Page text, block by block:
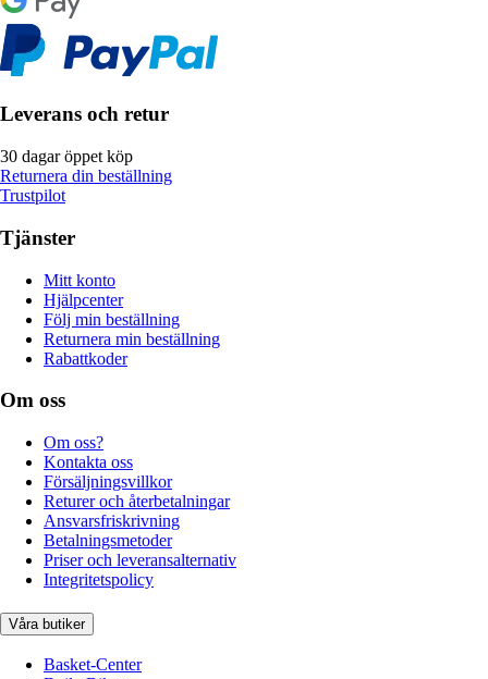
Leverans och retur
30 dagar öppet köp
Returnera din beställning
Trustpilot
Tjänster
Mitt konto
Hjälpcenter
Följ min beställning
Returnera min beställning
Rabattkoder
Om oss
Om oss?
Kontakta oss
Försäljningsvillkor
Returer och återbetalningar
Ansvarsfriskrivning
Betalningsmetoder
Priser och leveransalternativ
Integritetspolicy
Våra butiker
Basket-Center